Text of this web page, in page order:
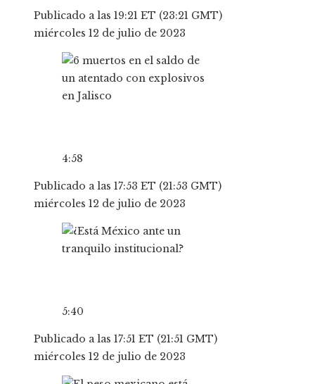
Publicado a las 19:21 ET (23:21 GMT)
miércoles 12 de julio de 2023
4:58
Publicado a las 17:53 ET (21:53 GMT)
miércoles 12 de julio de 2023
5:40
Publicado a las 17:51 ET (21:51 GMT)
miércoles 12 de julio de 2023